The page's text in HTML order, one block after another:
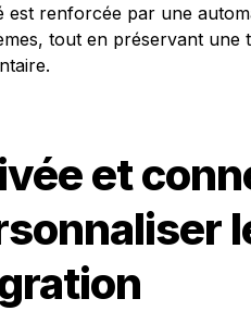
renforcée par une
tout en préservant une
et